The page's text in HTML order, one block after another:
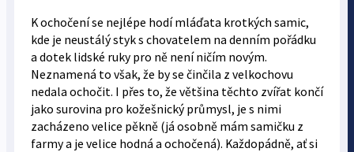
K ochočení se nejlépe hodí mláďata krotkých samic,
kde je neustálý styk s chovatelem na denním pořádku
a dotek lidské ruky pro ně není ničím novým.
Neznamená to však, že by se činčila z velkochovu
nedala ochočit. I přes to, že většina těchto zvířat končí
jako surovina pro kožešnický průmysl, je s nimi
zacházeno velice pěkně (já osobně mám samičku z
farmy a je velice hodná a ochočená). Každopádně, ať si